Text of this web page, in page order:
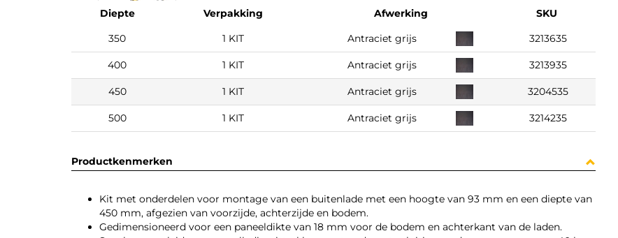
Diepte Verpakking Afwerking
SKU
350
1 KIT Antraciet grijs 3213635
400 1 KIT Antraciet grijs 3213935
450 1 KIT Antraciet grijs 3204535
500 1 KIT Antraciet grijs 3214235
Productkenmerken
Kit met onderdelen voor montage van een buitenlade met een hoogte van 93 mm en een diepte van
450 mm, afgezien van voorzijde, achterzijde en bodem.
Gedimensioneerd voor een paneeldikte van 18 mm voor de bodem en achterkant van de laden.